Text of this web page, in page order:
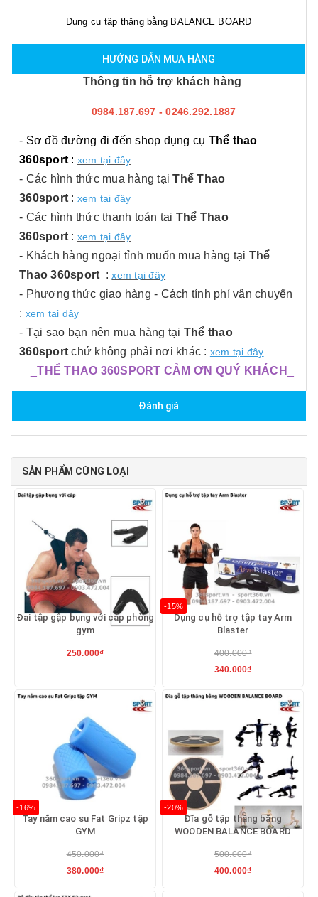
Dụng cụ tập thăng bằng BALANCE BOARD
HƯỚNG DẪN MUA HÀNG
Thông tin hỗ trợ khách hàng
0984.187.697 - 0246.292.1887
- Sơ đồ đường đi đến shop dụng cụ Thể thao
360sport : xem tại đây
- Các hình thức mua hàng tạiThể Thao
360sport : xem tại đây
- Các hình thức thanh toán tại Thể Thao
360sport : xem tại đây
- Khách hàng ngoại tỉnh muốn mua hàng tại Thể
Thao 360sport :xem tại đây
- Phương thức giao hàng - Cách tính phí vận chuyển
: xem tại đây
- Tại sao bạn nên mua hàng tại Thể thao
360sport chứ không phải nơi khác : xem tại đây
_THỂ THAO 360SPORT CẢM ƠN QUÝ KHÁCH
Đánh giá
SẢN PHẨM CÙNG LOẠI
Đai tập gập bụng với cáp phòng
gym
250.000₫
-15%
Dụng cụ hỗ trợ tập tay Arm
Blaster
400.000₫
340.000₫
-16%
Tay nắm cao su Fat Gripz tập
GYM
450.000₫
380.000₫
-20%
Đĩa gỗ tập thăng bằng
WOODEN BALANCE BOARD
500.000₫
400.000₫